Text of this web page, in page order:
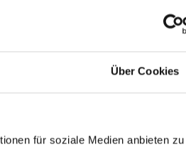
Über Cookies
für soziale Medien anbieten